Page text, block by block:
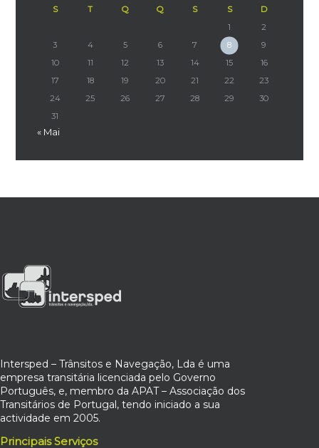
S T Q Q S S
D
1
2
3
4 5 6 7 8
9
10
11 12 13 14 15
16
17
18 19 20 21 22
23
24
25 26 27 28 29
30
31
« Mai
Intersped – Trânsitos e Navegação, Lda é uma
empresa transitária licenciada pelo Governo
Português, e, membro da APAT – Associação dos
Transitários de Portugal, tendo iniciado a sua
actividade em 2005.
Principais Serviços